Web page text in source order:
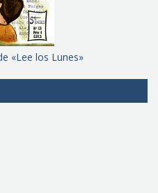
«Lee los Lunes»